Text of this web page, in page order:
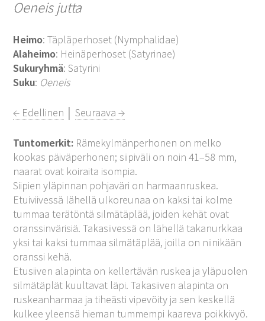
Oeneis jutta
Heimo: Täpläperhoset (Nymphalidae)
Alaheimo: Heinäperhoset (Satyrinae)
Sukuryhmä: Satyrini
Suku: Oeneis
← Edellinen │Seuraava →
Tuntomerkit: Rämekylmänperhonen on melko
kookas päiväperhonen; siipiväli on noin 41–58 mm,
naarat ovat koiraita isompia.
Siipien yläpinnan pohjaväri on harmaanruskea.
Etuiviivessä lähellä ulkoreunaa on kaksi tai kolme
tummaa terätöntä silmätäplää, joiden kehät ovat
oranssinvärisiä. Takasiivessä on lähellä takanurkkaa
yksi tai kaksi tummaa silmätäplää, joilla on niinikään
oranssi kehä.
Etusiiven alapinta on kellertävän ruskea ja yläpuolen
silmätäplät kuultavat läpi. Takasiiven alapinta on
ruskeanharmaa ja tiheästi vipevöity ja sen keskellä
kulkee yleensä hieman tummempi kaareva poikkivyö.